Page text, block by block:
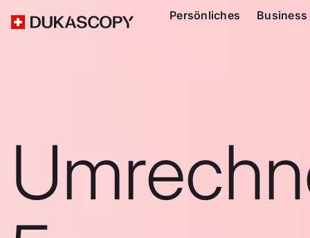
Persönliches Business